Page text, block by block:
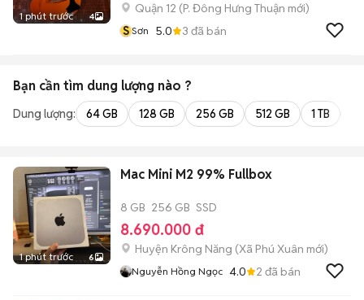
1 phút trước 4
Quận 12 (P. Đông Hưng Thuận mới)
S Sơn 5.0 3 đã bán
Bạn cần tìm dung lượng nào ?
Dung lượng: 64 GB 128 GB 256 GB 512 GB 1 TB
1 phút trước 6
Mac Mini M2 99% Fullbox
8 GB 256 GB SSD
8.690.000 đ
Huyện Krông Năng (Xã Phú Xuân mới)
Nguyễn Hồng Ngọc 4.0 2 đã bán